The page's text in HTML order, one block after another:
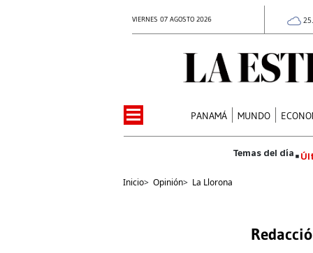
VIERNES 07 AGOSTO 2026
PANAMÁ MUNDO
Inicio> Opinión> La Llorona